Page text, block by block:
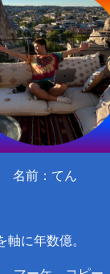
名前：てん
軸に年数億。